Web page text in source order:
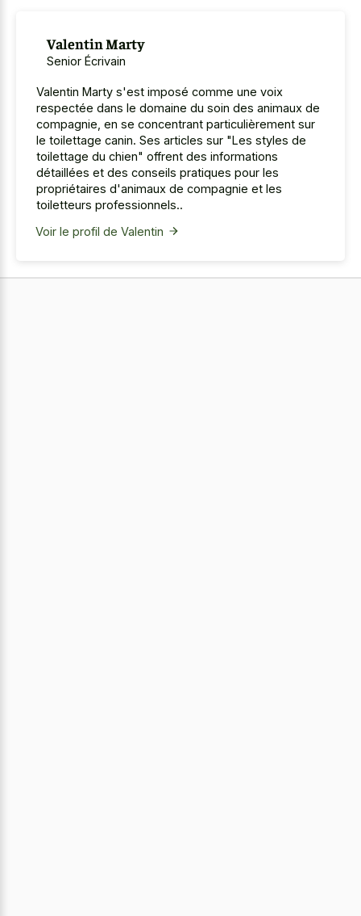
Valentin Marty
Senior Écrivain
Valentin Marty s'est imposé comme une voix
respectée dans le domaine du soin des animaux de
compagnie, en se concentrant particulièrement sur
le toilettage canin. Ses articles sur "Les styles de
toilettage du chien" offrent des informations
détaillées et des conseils pratiques pour les
propriétaires d'animaux de compagnie et les
toiletteurs professionnels..
Voir le profil de Valentin